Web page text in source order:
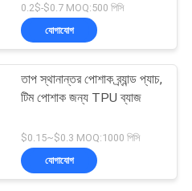
0.2$-$0.7 MOQ:500 পিসি
যোগাযোগ
তাপ স্থানান্তর পোশাক ব্র্যান্ড প্যাচ,
টিম পোশাক জন্য TPU ব্যাজ
$0.15~$0.3 MOQ:1000 পিসি
যোগাযোগ